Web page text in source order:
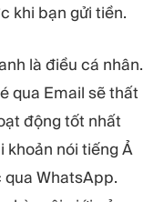
khi bạn gửi tiền.
là điều cá nhân.
qua Email sẽ thất
động tốt nhất
khoản nói tiếng Ả
qua WhatsApp.